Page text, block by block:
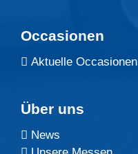
Occasionen
Aktuelle Occasionen
Über uns
News